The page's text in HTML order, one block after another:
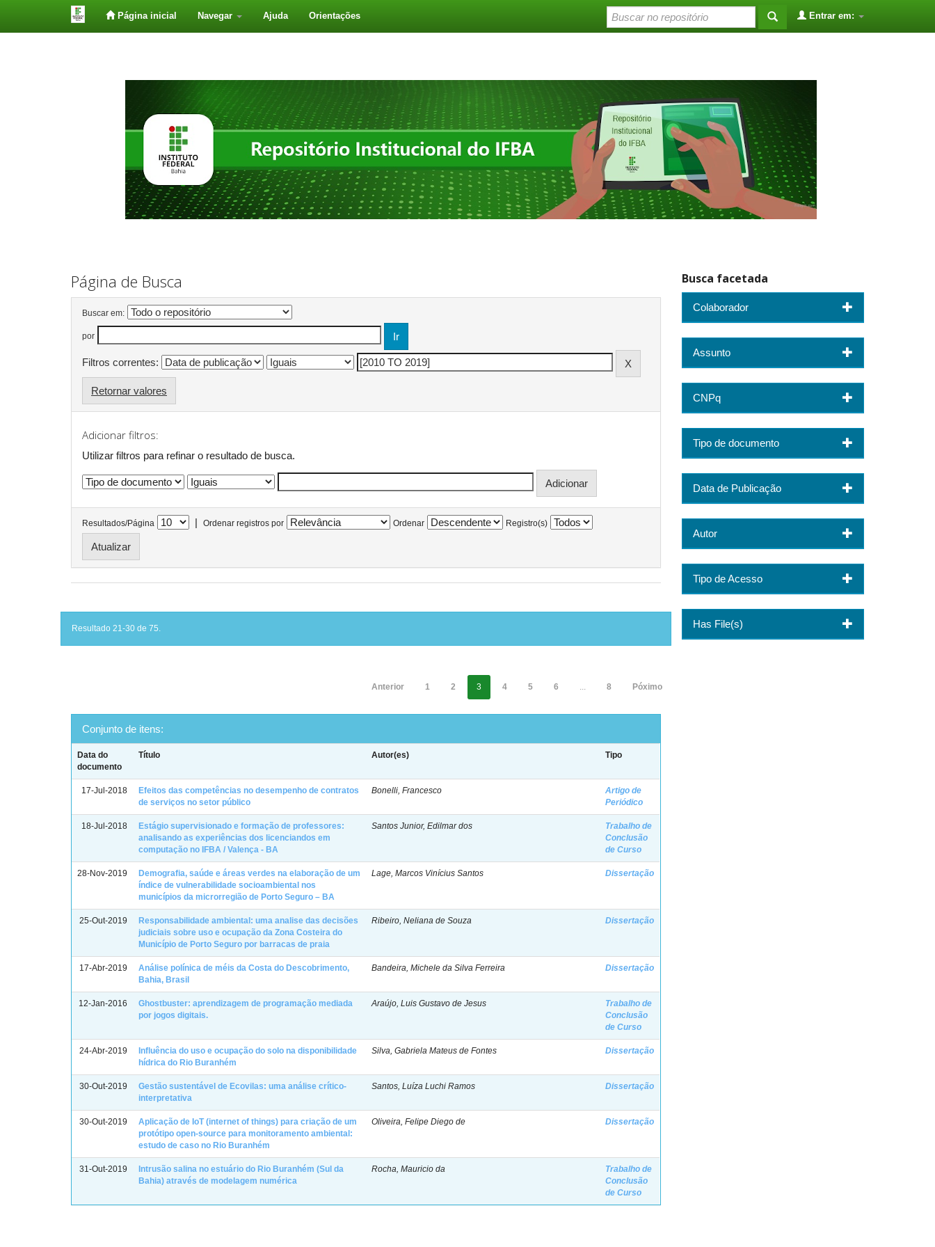
Página inicial Navegar Ajuda Orientações Entrar em:
Página de Busca
Buscar em:
por
Filtros correntes:
Retornar valores
Adicionar filtros:
Utilizar filtros para refinar o resultado de busca.
Resultados/Página | Ordenar registros por Ordenar Registro(s)
Resultado 21-30 de 75.
Anterior 1 2 3 4 5 6 ... 8 Póximo
Conjunto de itens:
Data do
documento
Título Autor(es) Tipo
17-Jul-2018
Efeitos das competências no desempenho de contratos
de serviços no setor público
Bonelli, Francesco
Artigo de
Periódico
18-Jul-2018
Estágio supervisionado e formação de professores:
analisando as experiências dos licenciandos em
computação no IFBA / Valença - BA
Santos Junior, Edilmar dos
Trabalho de
Conclusão
de Curso
28-Nov-2019
Demografia, saúde e áreas verdes na elaboração de um
índice de vulnerabilidade socioambiental nos
municípios da microrregião de Porto Seguro – BA
Lage, Marcos Vinícius Santos Dissertação
25-Out-2019
Responsabilidade ambiental: uma analise das decisões
judiciais sobre uso e ocupação da Zona Costeira do
Município de Porto Seguro por barracas de praia
Ribeiro, Neliana de Souza Dissertação
17-Abr-2019
Análise polínica de méis da Costa do Descobrimento,
Bahia, Brasil
Bandeira, Michele da Silva Ferreira Dissertação
12-Jan-2016
Ghostbuster: aprendizagem de programação mediada
por jogos digitais.
Araújo, Luis Gustavo de Jesus
Trabalho de
Conclusão
de Curso
24-Abr-2019
Influência do uso e ocupação do solo na disponibilidade
hídrica do Rio Buranhém
Silva, Gabriela Mateus de Fontes Dissertação
30-Out-2019
Gestão sustentável de Ecovilas: uma análise crítico-
interpretativa
Santos, Luíza Luchi Ramos Dissertação
30-Out-2019
Aplicação de IoT (internet of things) para criação de um
protótipo open-source para monitoramento ambiental:
estudo de caso no Rio Buranhém
Oliveira, Felipe Diego de Dissertação
31-Out-2019
Intrusão salina no estuário do Rio Buranhém (Sul da
Bahia) através de modelagem numérica
Rocha, Mauricio da
Trabalho de
Conclusão
de Curso
Busca facetada
Colaborador
Assunto
CNPq
Tipo de documento
Data de Publicação
Autor
Tipo de Acesso
Has File(s)